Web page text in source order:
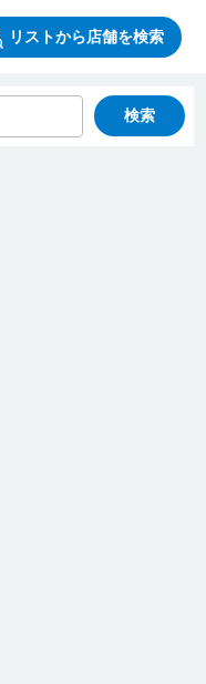
リストから店舗を検索
検索